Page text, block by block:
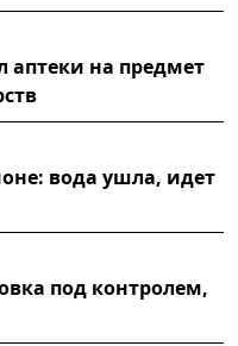
аптеки на предмет
вода ушла, идет
под контролем,